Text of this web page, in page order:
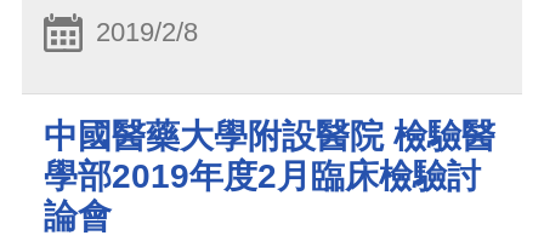
2019/2/8
中國醫藥大學附設醫院 檢驗醫
學部2019年度2月臨床檢驗討
論會